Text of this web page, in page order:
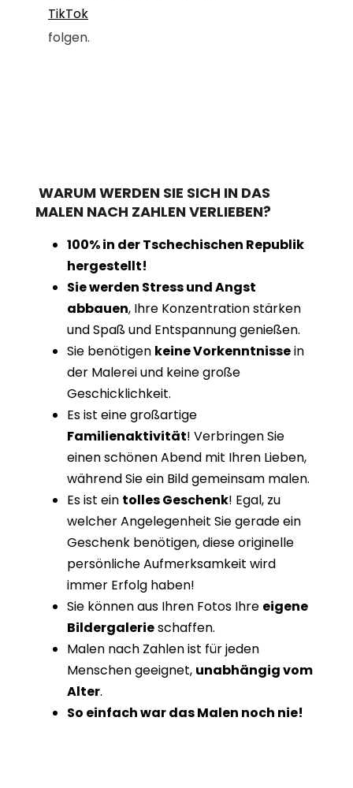
TikTok
folgen.
WARUM WERDEN SIE SICH IN DAS
MALEN NACH ZAHLEN VERLIEBEN?
100% in der Tschechischen Republik
hergestellt!
Sie werden Stress und Angst
abbauen, Ihre Konzentration stärken
und Spaß und Entspannung genießen.
Sie benötigen keine Vorkenntnissein
der Malerei und keine große
Geschicklichkeit.
Es ist eine großartige
Familienaktivität! Verbringen Sie
einen schönen Abend mit Ihren Lieben,
während Sie ein Bild gemeinsam malen.
Es ist ein tolles Geschenk! Egal, zu
welcher Angelegenheit Sie gerade ein
Geschenk benötigen, diese originelle
persönliche Aufmerksamkeit wird
immer Erfolg haben!
Sie können aus Ihren Fotos Ihre eigene
Bildergalerieschaffen.
Malen nach Zahlen ist für jeden
Menschen geeignet, unabhängig vom
Alter.
So einfach war das Malen noch nie!